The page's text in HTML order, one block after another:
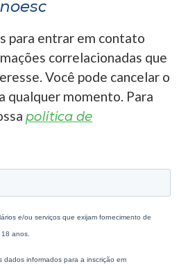
para entrar em contato
correlacionadas que
Você pode cancelar o
qualquer momento. Para
política de